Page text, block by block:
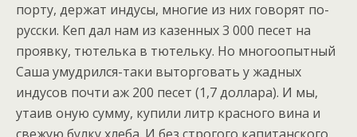
порту, держат индусы, многие из них говорят по-
русски. Кеп дал нам из казенных 3 000 песет на
проявку, тютелька в тютельку. Но многоопытный
Саша умудрился-таки выторговать у жадных
индусов почти аж 200 песет (1,7 доллара). И мы,
утаив оную сумму, купили литр красного вина и